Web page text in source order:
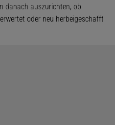
danach auszurichten, ob
oder neu herbeigeschafft